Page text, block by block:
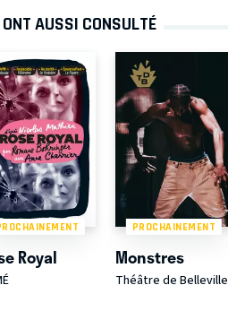
AUSSI CONSULTÉ
Royal
PROCHAINEMENT
Monstres
Théâtre de Belleville